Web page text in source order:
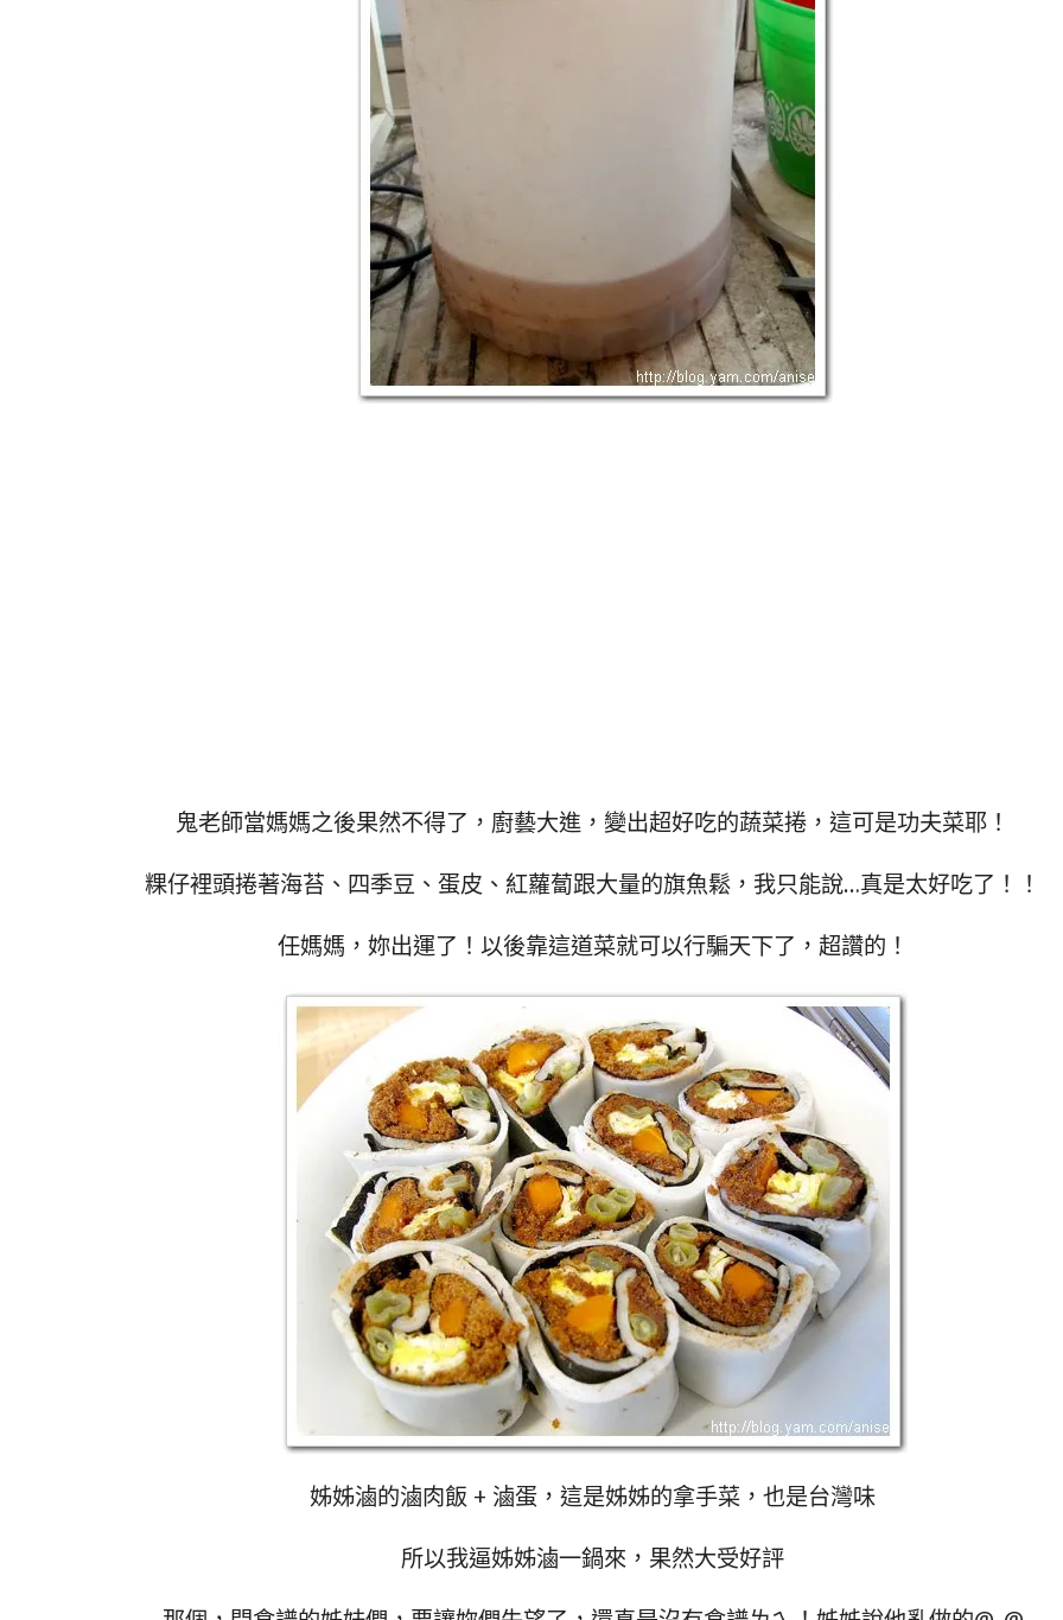
鬼老師當媽媽之後果然不得了，廚藝大進，變出超好吃的蔬菜捲，這可是功夫菜耶！
粿仔裡頭捲著海苔、四季豆、蛋皮、紅蘿蔔跟大量的旗魚鬆，我只能說…真是太好吃了！！
任媽媽，妳出運了！以後靠這道菜就可以行騙天下了，超讚的！
姊姊滷的滷肉飯 + 滷蛋，這是姊姊的拿手菜，也是台灣味
所以我逼姊姊滷一鍋來，果然大受好評